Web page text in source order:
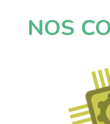
NOS